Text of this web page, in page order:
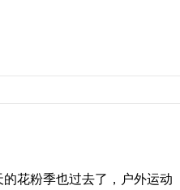
花粉季也过去了，户外运动